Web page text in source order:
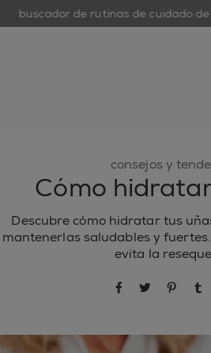
buscador de rutinas de cuidado
consejos y
Cómo
Descubre cómo hidratar tus
mantenerlas saludables y
evita la
compartir